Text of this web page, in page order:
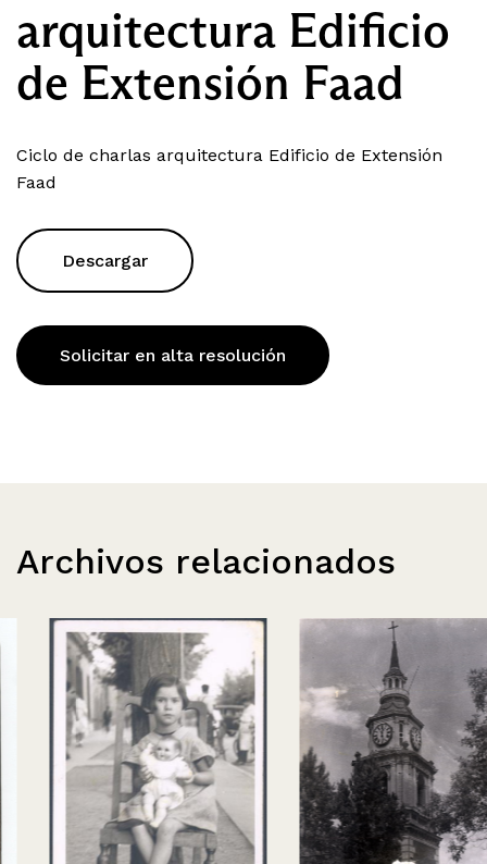
arquitectura Edificio
de Extensión Faad
Ciclo de charlas arquitectura Edificio de Extensión
Faad
Descargar
Solicitar en alta resolución
Archivos relacionados